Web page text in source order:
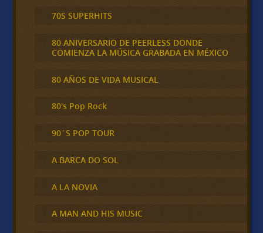
70S SUPERHITS
80 ANIVERSARIO DE PEERLESS DONDE
COMIENZA LA MÚSICA GRABADA EN MÉXICO
80 AÑOS DE VIDA MUSICAL
80's Pop Rock
90´S POP TOUR
A BARCA DO SOL
A LA NOVIA
A MAN AND HIS MUSIC